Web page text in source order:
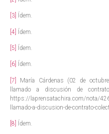
[3] Ídem.
[4] Ídem.
[5] Ídem.
[6] Ídem.
[7]
María Cárdenas (02 de
llamado a discusión de
https://laprensatachira.com/nota/
llamado-a-discusion-de-contrato-
[8] Ídem.